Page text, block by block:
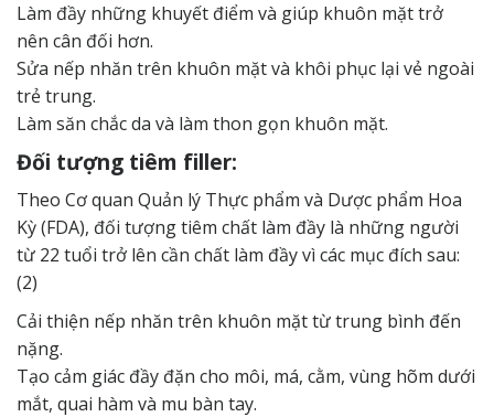
Làm đầy những khuyết điểm và giúp khuôn mặt trở
nên cân đối hơn.
Sửa nếp nhăn trên khuôn mặt và khôi phục lại vẻ ngoài
trẻ trung.
Làm săn chắc da và làm thon gọn khuôn mặt.
Đối tượng tiêm filler:
Theo Cơ quan Quản lý Thực phẩm và Dược phẩm Hoa
Kỳ (FDA), đối tượng tiêm chất làm đầy là những người
từ 22 tuổi trở lên cần chất làm đầy vì các mục đích sau:
(2)
Cải thiện nếp nhăn trên khuôn mặt từ trung bình đến
nặng.
Tạo cảm giác đầy đặn cho môi, má, cằm, vùng hõm dưới
mắt, quai hàm và mu bàn tay.